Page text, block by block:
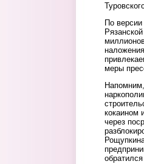
По
меры
кокаином
через